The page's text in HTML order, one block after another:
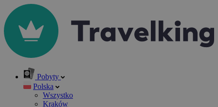
Pobyty
Polska
Wszystko
Kraków